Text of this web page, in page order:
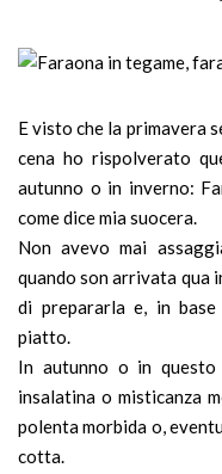
E visto che la primavera
cena ho rispolverato
autunno o in inverno:
come dice mia suocera.
Non avevo mai
quando son arrivata qua
di prepararla e, in
piatto.
In autunno o in
insalatina o misticanza
polenta morbida o,
cotta.